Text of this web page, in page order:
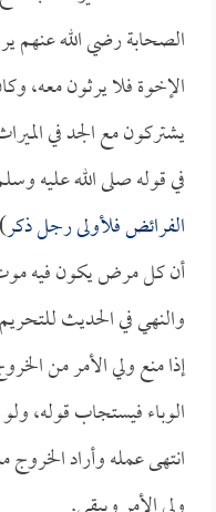
الصحابة رضي الله عنهم
الإخوة فلا يرثون معه،
يشتركون مع الجد في
في قوله صلى الله عليه
الفرائض فلأولى رجل ذكر
أن كل مرض يكون فيه
والنهي في الحديث
إذا منع ولي الأمر من
الوباء فيستجاب قوله،
انتهى عمله وأراد الخروج